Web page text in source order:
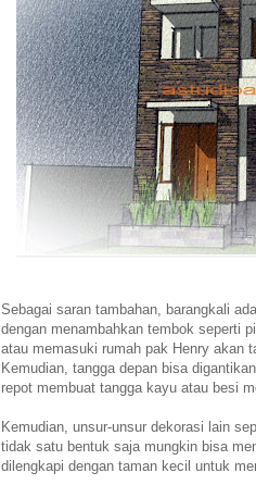
Sebagai saran tambahan, barangkali
dengan menambahkan tembok seperti
atau memasuki rumah pak Henry akan
Kemudian, tangga depan bisa
repot membuat tangga kayu atau besi
Kemudian, unsur-unsur dekorasi lain
tidak satu bentuk saja mungkin bisa
dilengkapi dengan taman kecil untuk